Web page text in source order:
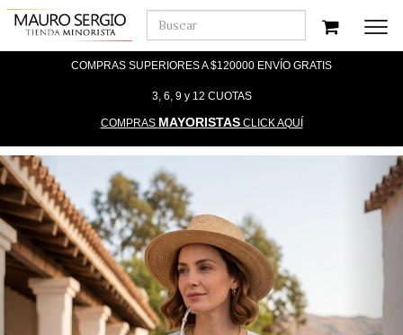
COMPRAS SUPERIORES A $120000 ENVÍO GRATIS
3, 6, 9 y 12 CUOTAS
COMPRAS MAYORISTASCLICK AQUÍ
Previous